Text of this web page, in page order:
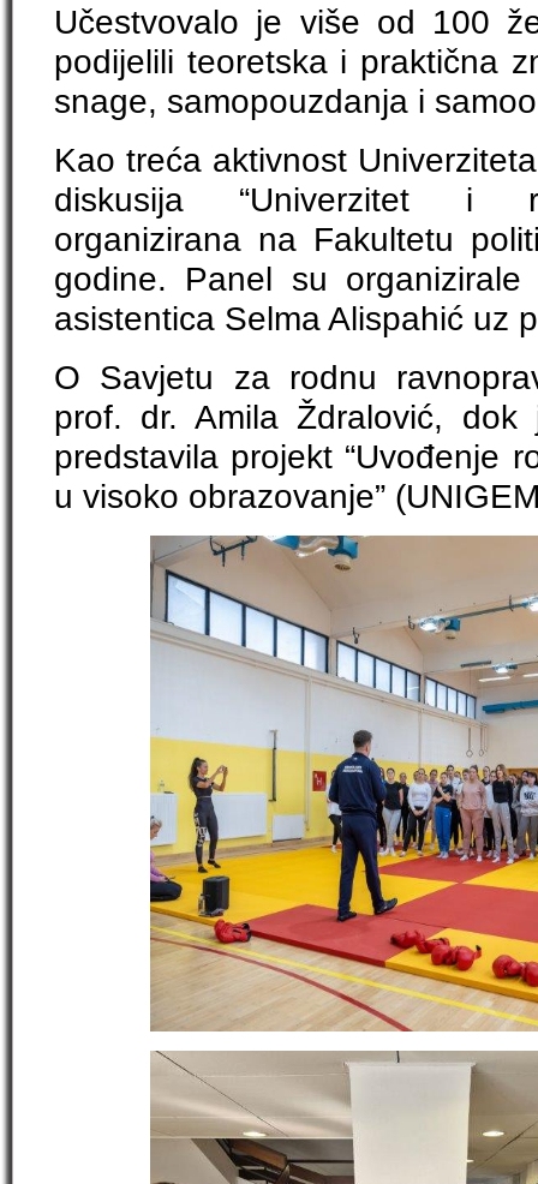
Učestvovalo je više od 100
podijelili teoretska i praktična
snage, samopouzdanja i
Kao treća aktivnost
diskusija “Univerzitet i
organizirana na Fakultetu
godine. Panel su
asistentica Selma Alispahić uz
O Savjetu za rodnu
prof. dr. Amila Ždralović,
predstavila projekt “Uvođenje
u visoko obrazovanje”